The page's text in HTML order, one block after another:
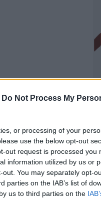
Do Not Process My
or processing of your
use the below opt-out
out request is processed you
information utilized by us or
You may separately opt-
parties on the IAB’s list of
us to third parties on the